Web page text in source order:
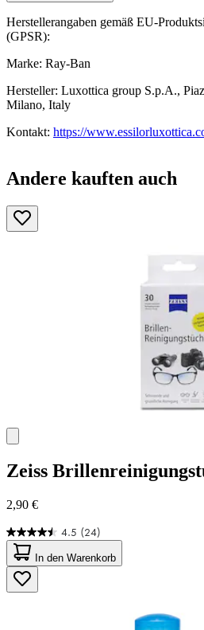
Herstellerangaben gemäß EU-
(GPSR):
Marke: Ray-Ban
Hersteller: Luxottica group S.p.A.,
Milano, Italy
Kontakt: https://
Andere kauften auch
Zeiss
2,90 €
4.5 (24)
4.5
von
5
Sternen.
24
In den Warenkorb